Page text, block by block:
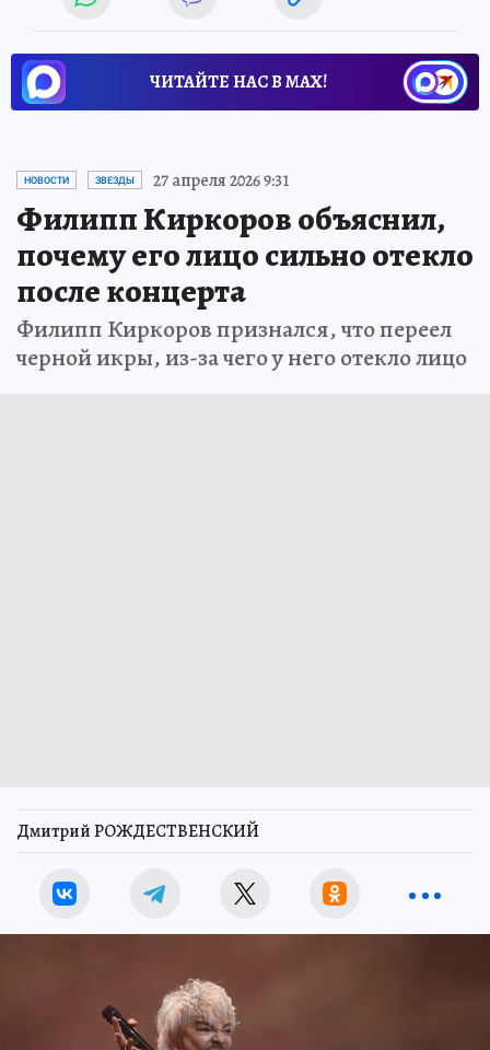
ЧИТАЙТЕ НАС В МАХ!
НОВОСТИ ЗВЕЗДЫ 27 апреля 2026 9:31
Филипп Киркоров объяснил,
почему его лицо сильно отекло
после концерта
Филипп Киркоров признался, что переел
черной икры, из-за чего у него отекло лицо
Дмитрий РОЖДЕСТВЕНСКИЙ